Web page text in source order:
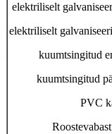
elektriliselt
elektriliselt
kuumtsingitud
kuumtsingitud
PVC